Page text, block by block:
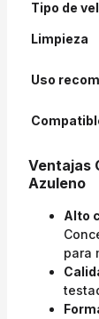
Tipo de
Limpieza
Uso
Ventajas
Azuleno
Alto
para